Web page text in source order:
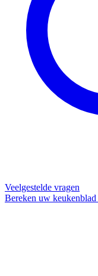
Veelgestelde vragen
Bereken uw keukenblad